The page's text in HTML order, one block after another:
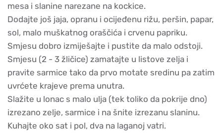
mesa i slanine narezane na kockice.
Dodajte još jaja, opranu i ocijeđenu rižu, peršin, papar,
sol, malo muškatnog oraščića i crvenu papriku.
Smjesu dobro izmiješajte i pustite da malo odstoji.
Smjesu (2 - 3 žličice) zamatajte u listove zelja i
pravite sarmice tako da prvo motate sredinu pa zatim
uvrćete krajeve prema unutra.
Slažite u lonac s malo ulja (tek toliko da pokrije dno)
izrezano zelje, sarmice i na šnite izrezanu slaninu.
Kuhajte oko sat i pol, dva na laganoj vatri.